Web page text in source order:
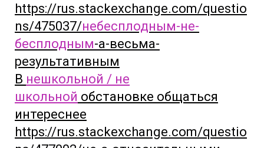
https://rus.stackexchange.com/questio
ns/475037/небесплодным-не-
бесплодным-а-весьма-
результативным
В нешкольной / не
школьной обстановке общаться
интереснее
https://rus.stackexchange.com/questio